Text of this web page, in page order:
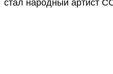
стал народный артист